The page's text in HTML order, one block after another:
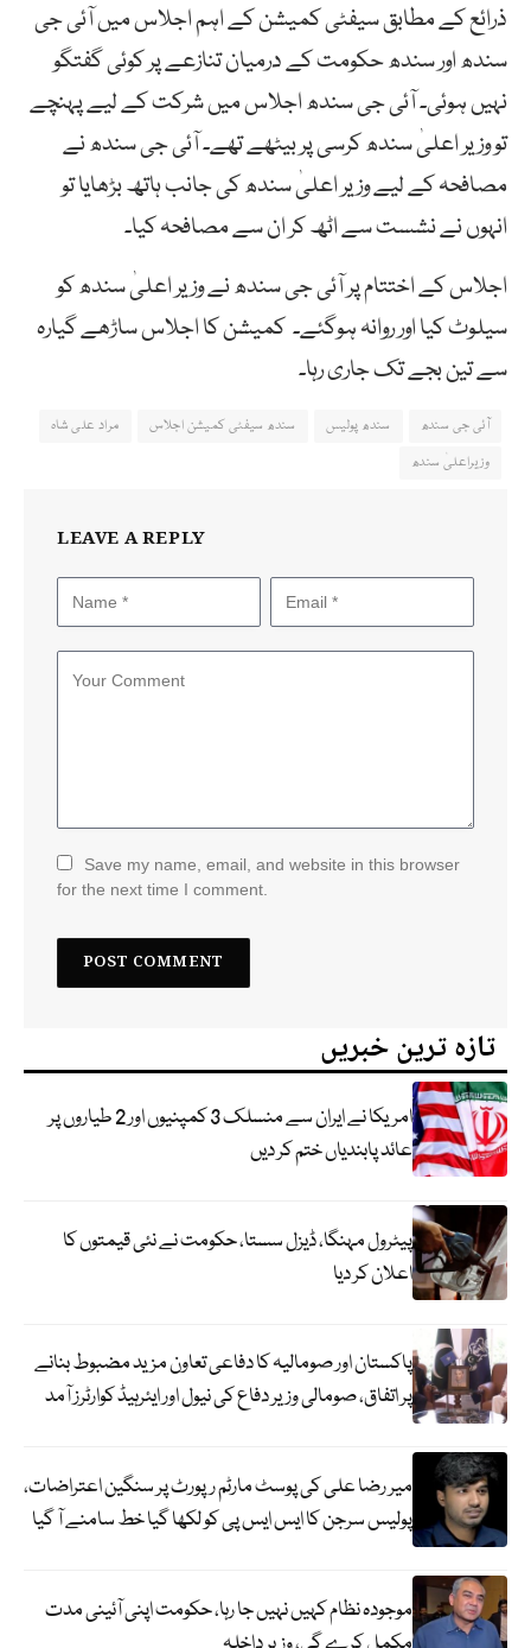
ذرائع کے مطابق سیفٹی کمیشن کے اہم اجلاس میں آئی جی
سندھ اور سندھ حکومت کے درمیان تنازعے پر کوئی گفتگو
نہیں ہوئی۔ آئی جی سندھ اجلاس میں شرکت کے لیے پہنچے
تو وزیر اعلیٰ سندھ کرسی پر بیٹھے تھے۔ آئی جی سندھ نے
مصافحہ کے لیے وزیر اعلیٰ سندھ کی جانب ہاتھ بڑھایا تو
انہوں نے نشست سے اٹھ کر ان سے مصافحہ کیا۔
اجلاس کے اختتام پر آئی جی سندھ نے وزیر اعلیٰ سندھ کو
سیلوٹ کیا اور روانہ ہوگئے۔ کمیشن کا اجلاس ساڑھے گیارہ
سے تین بجے تک جاری رہا۔
آئی جی سندھ سندھ پولیس سندھ سیفٹی کمیشن اجلاس
مراد علی شاہ
وزیراعلیٰ سندھ
LEAVE A REPLY
Save my name, email, and website in this browser
for the next time I comment.
تازہ ترین خبریں
امریکا نے ایران سے منسلک 3 کمپنیوں اور 2 طیاروں پر
عائد پابندیاں ختم کر دیں
پیٹرول مہنگا، ڈیزل سستا، حکومت نے نئی قیمتوں کا
اعلان کر دیا
پاکستان اور صومالیہ کا دفاعی تعاون مزید مضبوط بنانے
پر اتفاق، صومالی وزیر دفاع کی نیول اور ایئرہیڈ کوارٹرز آمد
میر رضا علی کی پوسٹ مارٹم رپورٹ پر سنگین اعتراضات،
پولیس سرجن کا ایس ایس پی کو لکھا گیا خط سامنے آ گیا
موجودہ نظام کہیں نہیں جا رہا، حکومت اپنی آئینی مدت